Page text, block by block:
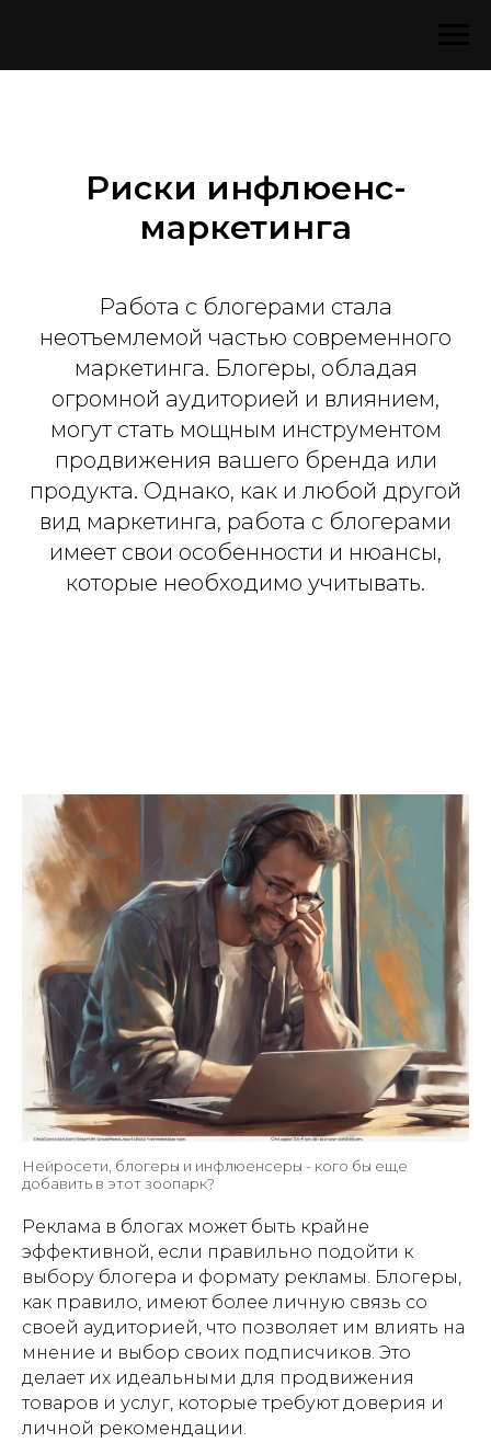
Риски инфлюенс-
маркетинга
Работа с блогерами стала
неотъемлемой частью современного
маркетинга. Блогеры, обладая
огромной аудиторией и влиянием,
могут стать мощным инструментом
продвижения вашего бренда или
продукта. Однако, как и любой другой
вид маркетинга, работа с блогерами
имеет свои особенности и нюансы,
которые необходимо учитывать.
Нейросети, блогеры и инфлюенсеры - кого бы еще
добавить в этот зоопарк?
Реклама в блогах может быть крайне
эффективной, если правильно подойти к
выбору блогера и формату рекламы. Блогеры,
как правило, имеют более личную связь со
своей аудиторией, что позволяет им влиять на
мнение и выбор своих подписчиков. Это
делает их идеальными для продвижения
товаров и услуг, которые требуют доверия и
личной рекомендации.